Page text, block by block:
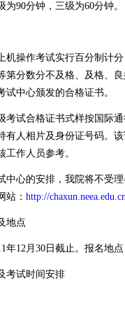
为90分钟，三级为60分钟。
操作考试实行百分制计分
第分数分不及格、及格、
试中心颁发的合格证书。
试合格证书式样按国际通
有人相片及身份证号码。
工作人员参考。
心的安排，我院将不受理
站： http://
地点
12月30日截止。报名地点
试时间安排